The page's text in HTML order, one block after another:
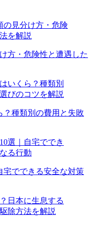
方・危険性と遭遇した
？種類別の費用と失敗
宅でできる安全な対策